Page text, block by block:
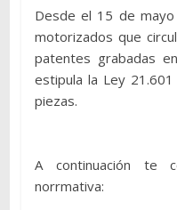
Desde el 15 de
motorizados que
patentes grabadas
estipula la Ley
piezas.
A continuación te
norrmativa: